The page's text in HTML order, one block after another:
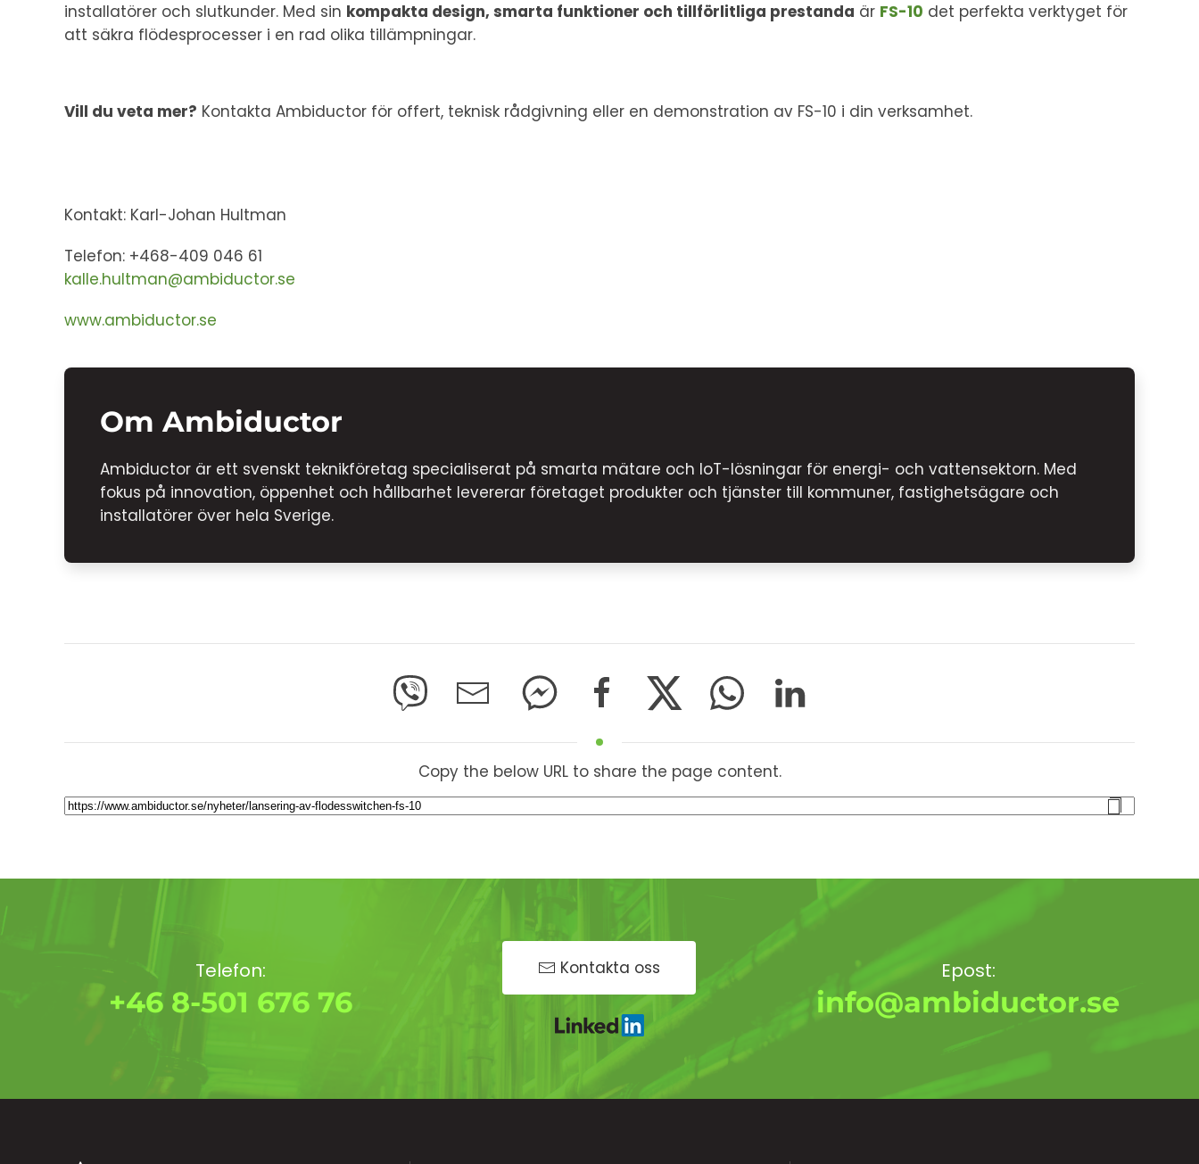
installatörer och slutkunder. Med sin kompakta design, smarta funktioner och tillförlitliga prestanda är FS-10 det perfekta verktyget för
att säkra flödesprocesser i en rad olika tillämpningar.
Vill du veta mer? Kontakta Ambiductor för offert, teknisk rådgivning eller en demonstration av FS-10 i din verksamhet.
Kontakt: Karl-Johan Hultman
Telefon: +468-409 046 61
kalle.hultman@ambiductor.se
www.ambiductor.se
Om Ambiductor
Ambiductor är ett svenskt teknikföretag specialiserat på smarta mätare och IoT-lösningar för energi- och vattensektorn. Med
fokus på innovation, öppenhet och hållbarhet levererar företaget produkter och tjänster till kommuner, fastighetsägare och
installatörer över hela Sverige.
Copy the below URL to share the page content.
Telefon:
+46 8-501 676 76
Kontakta oss Epost:
info@ambiductor.se